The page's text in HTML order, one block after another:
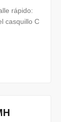
rápido:
casquillo C